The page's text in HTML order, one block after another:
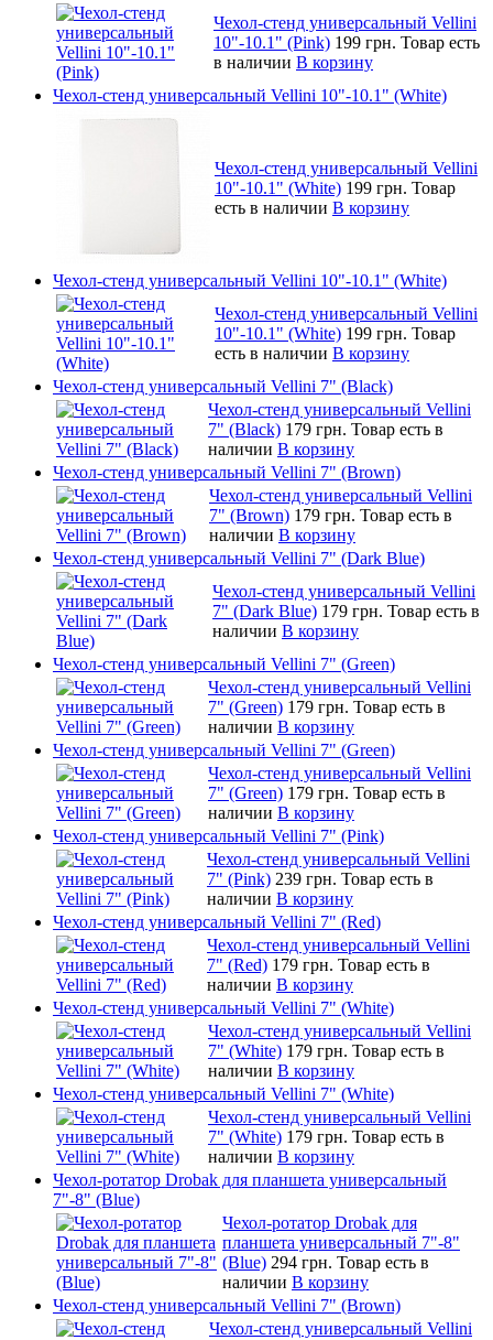
Чехол-стенд универсальный Vellini
10"-10.1" (Pink) 199 грн. Товар есть
в наличии В корзину
Чехол-стенд универсальный Vellini 10"-10.1" (White)
Чехол-стенд универсальный Vellini
10"-10.1" (White) 199 грн. Товар
есть в наличии В корзину
Чехол-стенд универсальный Vellini 10"-10.1" (White)
Чехол-стенд универсальный Vellini
10"-10.1" (White) 199 грн. Товар
есть в наличии В корзину
Чехол-стенд универсальный Vellini 7" (Black)
Чехол-стенд универсальный Vellini
7" (Black) 179 грн. Товар есть в
наличии В корзину
Чехол-стенд универсальный Vellini 7" (Brown)
Чехол-стенд универсальный Vellini
7" (Brown) 179 грн. Товар есть в
наличии В корзину
Чехол-стенд универсальный Vellini 7" (Dark Blue)
Чехол-стенд универсальный Vellini
7" (Dark Blue) 179 грн. Товар есть в
наличии В корзину
Чехол-стенд универсальный Vellini 7" (Green)
Чехол-стенд универсальный Vellini
7" (Green) 179 грн. Товар есть в
наличии В корзину
Чехол-стенд универсальный Vellini 7" (Green)
Чехол-стенд универсальный Vellini
7" (Green) 179 грн. Товар есть в
наличии В корзину
Чехол-стенд универсальный Vellini 7" (Pink)
Чехол-стенд универсальный Vellini
7" (Pink) 239 грн. Товар есть в
наличии В корзину
Чехол-стенд универсальный Vellini 7" (Red)
Чехол-стенд универсальный Vellini
7" (Red) 179 грн. Товар есть в
наличии В корзину
Чехол-стенд универсальный Vellini 7" (White)
Чехол-стенд универсальный Vellini
7" (White) 179 грн. Товар есть в
наличии В корзину
Чехол-стенд универсальный Vellini 7" (White)
Чехол-стенд универсальный Vellini
7" (White) 179 грн. Товар есть в
наличии В корзину
Чехол-ротатор Drobak для планшета универсальный
7"-8" (Blue)
Чехол-ротатор Drobak для
планшета универсальный 7"-8"
(Blue) 294 грн. Товар есть в
наличии В корзину
Чехол-стенд универсальный Vellini 7" (Brown)
Чехол-стенд универсальный Vellini